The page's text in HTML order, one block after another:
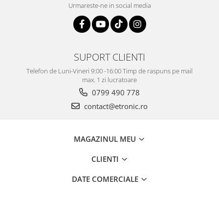
Urmareste-ne in social media
SUPORT CLIENTI
Telefon de Luni-Vineri 9:00 -16:00 Timp de raspuns pe mail
max. 1 zi lucratoare
0799 490 778
contact@etronic.ro
MAGAZINUL MEU
CLIENTI
DATE COMERCIALE